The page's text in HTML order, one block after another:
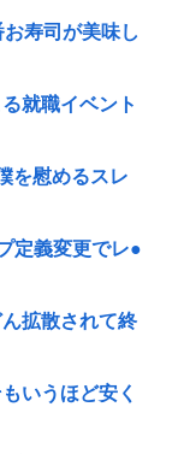
寿司が美味し
就職イベント
を慰めるスレ
定義変更でレ●
拡散されて終
いうほど安く